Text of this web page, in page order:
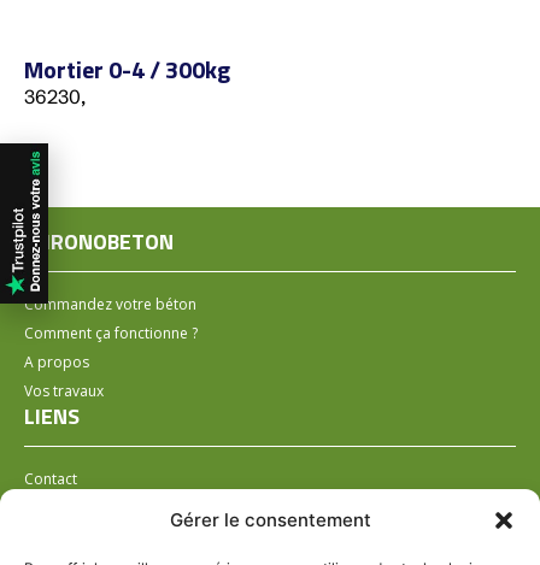
Gérer le consentement
Mortier 0-4 / 300kg
36230,
CHRONOBETON
Commandez votre béton
Comment ça fonctionne ?
A propos
Vos travaux
LIENS
Contact